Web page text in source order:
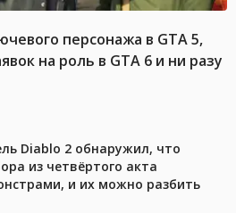
персонажа в GTA 5,
на роль в GTA 6 и ни разу
Diablo 2 обнаружил, что
из четвёртого акта
и их можно разбить